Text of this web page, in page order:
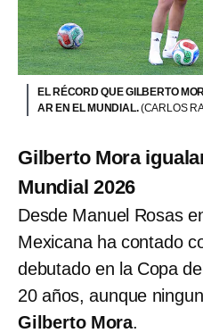
EL RÉCORD QUE GILBERTO
AR EN EL MUNDIAL.(CARLOS
Gilberto Mora
Mundial 2026
Desde Manuel Rosas
Mexicana ha contado
debutado en la Copa
20 años, aunque
Gilberto Mora.